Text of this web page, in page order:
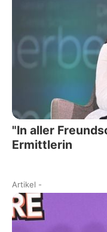
"In aller
Ermittlerin
Artikel -